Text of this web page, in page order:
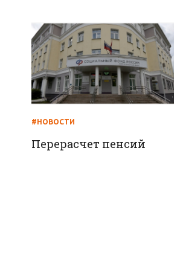
#НОВОСТИ
Перерасчет пенсий